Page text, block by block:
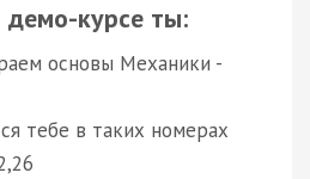
демо-курсе ты:
основы Механики -
тебе в таких номерах